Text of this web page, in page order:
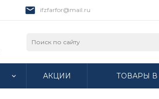
ifzfarfor@mail.ru
АКЦИИ ТОВАРЫ